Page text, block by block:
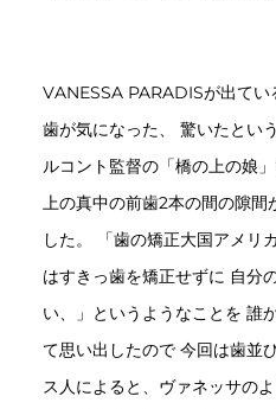
VANESSA PARADISが出てい
歯が気になった、 驚いたとい
ルコント監督の「橋の上の娘
上の真中の前歯2本の間の隙間
した。 「歯の矯正大国アメ
はすきっ歯を矯正せずに 自分
い、」というようなことを 誰
て思い出したので 今回は歯並
ス人によると、ヴァネッサの